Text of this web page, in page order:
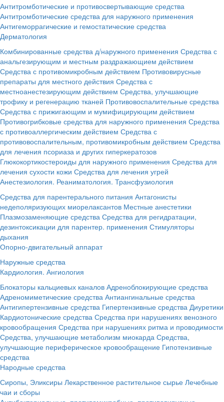
Антитромботические и противосвертывающие средства
Антитромботические средства для наружного применения
Антигеморрагические и гемостатические средства
Дерматология
Комбинированные средства д/наружного применения Средства с
анальгезирующим и местным раздражающием действием
Средства с противомикробным действием Противовирусные
препараты для местного действия Средства с
местноанестезирующим действием Средства, улучшающие
трофику и регенерацию тканей Противовоспалительные средства
Средства с прижигающим и мумифицирующим действием
Противогрибковые средства для наружного применения Средства
с противоаллергическим действием Средства с
противовоспалительным, противомикробным действием Средства
для лечения псориаза и других гиперкератозов
Глюкокортикостероиды для наружного применения Средства для
лечения сухости кожи Средства для лечения угрей
Анестезиология. Реаниматология. Трансфузиология
Средства для парентерального питания Антагонисты
недеполяризующих миорелаксантов Местные анестетики
Плазмозаменяющие средства Средства для регидратации,
дезинтоксикации для парентер. применения Стимуляторы
дыхания
Опорно-двигательный аппарат
Наружные средства
Кардиология. Ангиология
Блокаторы кальциевых каналов Адреноблокирующие средства
Адреномиметические средства Антиангинальные средства
Антигипертензивные средства Гипертензивные средства Диуретики
Кардиотонические средства Средства при нарушениях венозного
кровообращения Средства при нарушениях ритма и проводимости
Средства, улучшающие метаболизм миокарда Средства,
улучшающие периферическое кровообращение Гипотензивные
средства
Народные средства
Сиропы, Эликсиры Лекарственное растительное сырье Лечебные
чаи и сборы